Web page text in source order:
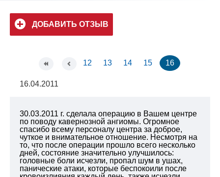
ДОБАВИТЬ ОТЗЫВ
12 13 14 15 16
16.04.2011
30.03.2011 г. сделала операцию в Вашем центре
по поводу кавернозной ангиомы. Огромное
спасибо всему персоналу центра за доброе,
чуткое и внимательное отношение. Несмотря на
то, что после операции прошло всего несколько
дней, состояние значительно улучшилось:
головные боли исчезли, пропал шум в ушах,
панические атаки, которые беспокоили после